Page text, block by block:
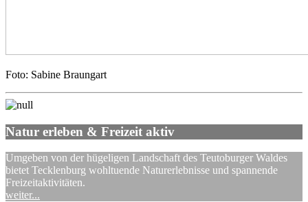
Foto: Sabine Braungart
Natur erleben & Freizeit aktiv
Umgeben von der hügeligen Landschaft des Teutoburger Waldes
bietet Tecklenburg wohltuende Naturerlebnisse und spannende
Freizeitaktivitäten.
weiter...